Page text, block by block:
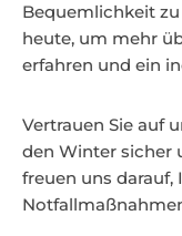
Bequemlichkeit
heute, um mehr
erfahren und ein
Vertrauen Sie auf
den Winter sicher
freuen uns